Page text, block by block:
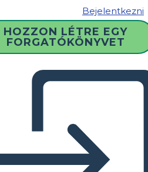
Bejelentkezni
HOZZON LÉTRE EGY
FORGATÓKÖNYVET